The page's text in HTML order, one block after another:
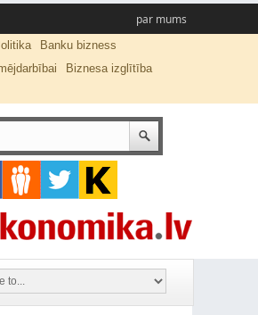
par mums
Banku bizness
Biznesa izglītība